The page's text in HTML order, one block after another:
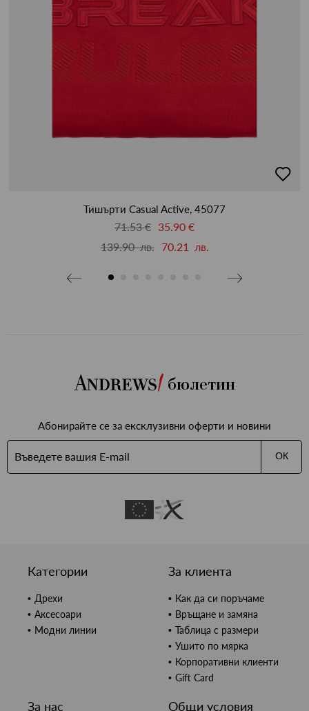
в
Тишърти Casual Active, 45077
71.53 € 35.90 €
139.90 лв.
70.21 лв.
бюлетин
Абонирайте се за ексклузивни оферти и новини
ОК
Категории
Дрехи
Аксесоари
Модни линии
За клиента
Как да си поръчаме
Връщане и замяна
Таблица с размери
Ушито по мярка
Корпоративни клиенти
Gift Card
За нас Общи условия